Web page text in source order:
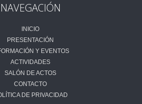
NAVEGACIÓN
INICIO
PRESENTACIÓN
Y EVENTOS
ACTIVIDADES
SALÓN DE ACTOS
CONTACTO
DE PRIVACIDAD